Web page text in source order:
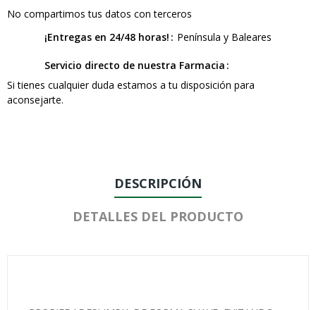
No compartimos tus datos con terceros
¡Entregas en 24/48 horas!
Península y Baleares
Servicio directo de nuestra Farmacia
Si tienes cualquier duda estamos a tu disposición para
aconsejarte.
DESCRIPCIÓN
DETALLES DEL PRODUCTO